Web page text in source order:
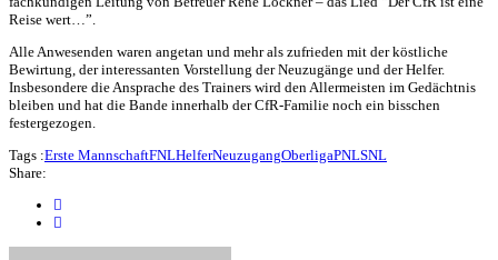
Reise wert…”.
Alle Anwesenden waren angetan und mehr als zufrieden mit der köstliche
Bewirtung, der interessanten Vorstellung der Neuzugänge und der Helfer.
Insbesondere die Ansprache des Trainers wird den Allermeisten im Gedächtnis
bleiben und hat die Bande innerhalb der CfR-Familie noch ein bisschen
festergezogen.
Tags :Erste MannschaftFNLHelferNeuzugangOberligaPNLSNL
Share: